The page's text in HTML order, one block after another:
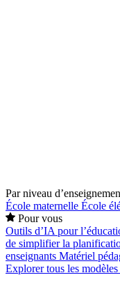
Par niveau
École maternelle École
Pour vous
Outils d’IA pour
de simplifier la
enseignants Matériel
Explorer tous les modèles